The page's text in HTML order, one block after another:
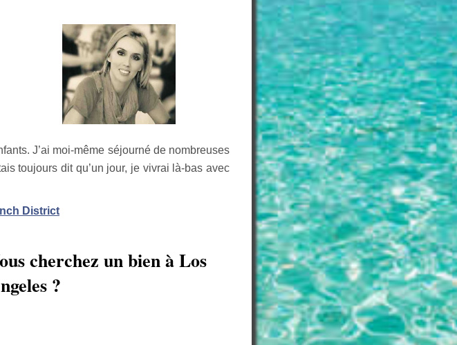
J’ai moi-même séjourné de nombreuses
toujours dit qu’un jour, je vivrai là-bas avec
District
cherchez un bien à Los
?